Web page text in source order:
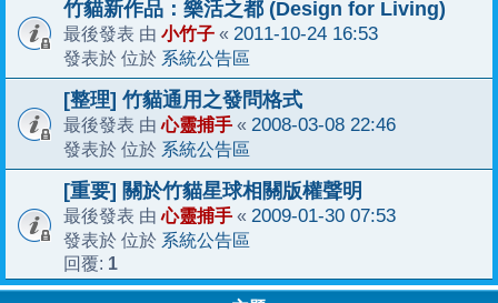
竹貓新作品：樂活之都 (Design for Living)
最後發表 由 小竹子 « 2011-10-24 16:53
發表於 位於 系統公告區
[整理] 竹貓通用之發問格式
最後發表 由心靈捕手 « 2008-03-08 22:46
發表於 位於 系統公告區
[重要] 關於竹貓星球相關版權聲明
最後發表 由心靈捕手 « 2009-01-30 07:53
發表於 位於 系統公告區
回覆: 1